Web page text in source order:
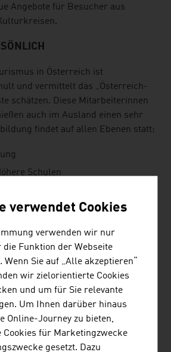
Angebote für Besucher aus
in Österreich ist
und vermittelt das „Österreich-
schätzen. Diese Mitarbeiterinnen
auch im Ausland einen sehr
findet auf allen Ebenen statt:
Schulen
Gründe für Reisende, Österreich
die intakte Natur des Landes.
Unternehmen wichtig,
zu propagieren und umzusetzen.
die Müllvermeidung und -trennung
verwendet Cookies
verwenden wir nur
die Funktion der Webseite
Sie auf „Alle akzeptieren“
wir zielorientierte Cookies
und um für Sie relevante
Um Ihnen darüber hinaus
Online-Journey zu bieten,
Cookies für Marketingzwecke
gesetzt. Dazu